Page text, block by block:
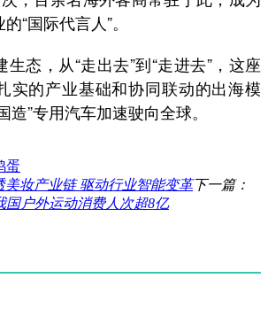
“国际代言人”。
态，从“走出去”到“走进去”，这座
实的产业基础和协同联动的出海模
造”专用汽车加速驶向全球。
蛋
美妆产业链 驱动行业智能变革下一篇：
国户外运动消费人次超8亿